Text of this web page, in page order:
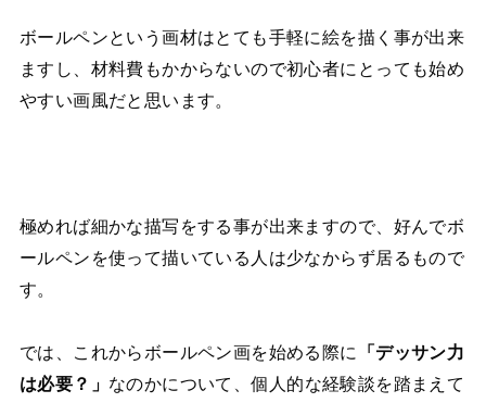
ボールペンという画材はとても手軽に絵を描く事が出来
ますし、材料費もかからないので初心者にとっても始め
やすい画風だと思います。
極めれば細かな描写をする事が出来ますので、好んでボ
ールペンを使って描いている人は少なからず居るもので
す。
では、これからボールペン画を始める際に
「デッサン力
は必要？」 なのかについて、個人的な経験談を踏まえて